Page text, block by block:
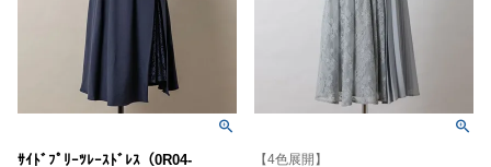
ｻｲﾄﾞﾌﾟﾘｰﾂﾚｰｽﾄﾞﾚｽ（0R04-
【4色展開】